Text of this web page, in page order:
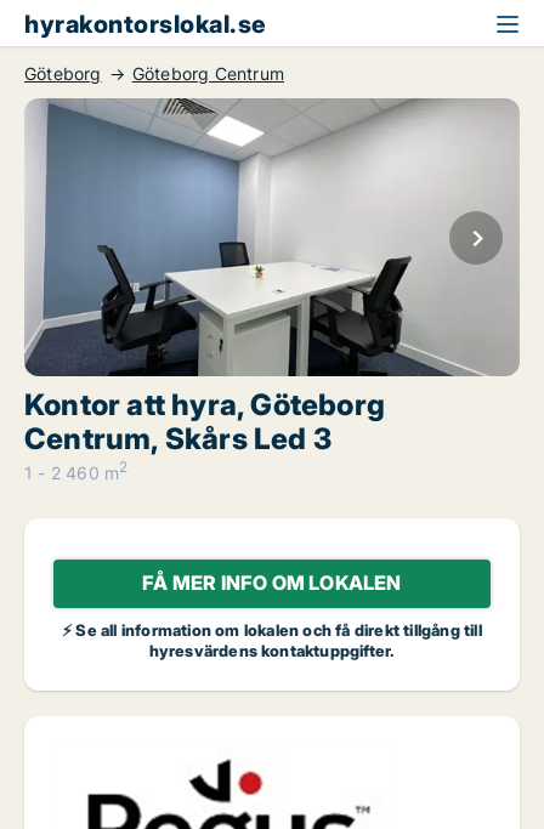
hyrakontorslokal.se
Göteborg Göteborg Centrum
Kontor att hyra, Göteborg
Centrum, Skårs Led 3
1 - 2 460 m2
FÅ MER INFO OM LOKALEN
⚡ Se all information om lokalen och få direkt tillgång till
hyresvärdens kontaktuppgifter.